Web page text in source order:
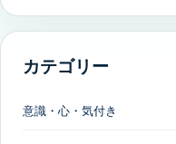
カテゴリー
意識・心・気付き